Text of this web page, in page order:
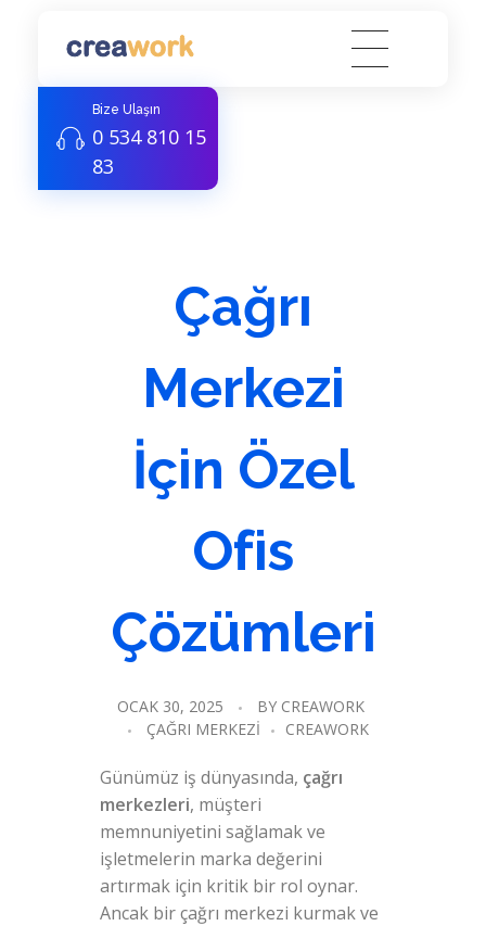
Creawork Antalya Coworking - Hazır ofis, Sanal Ofis
Bize Ulaşın
0 534 810 15
83
Çağrı
Merkezi
İçin Özel
Ofis
Çözümleri
OCAK 30, 2025 BY CREAWORK
ÇAĞRI MERKEZI
CREAWORK
Günümüz iş dünyasında, çağrı
merkezleri, müşteri
memnuniyetini sağlamak ve
işletmelerin marka değerini
artırmak için kritik bir rol oynar.
Ancak bir çağrı merkezi kurmak ve